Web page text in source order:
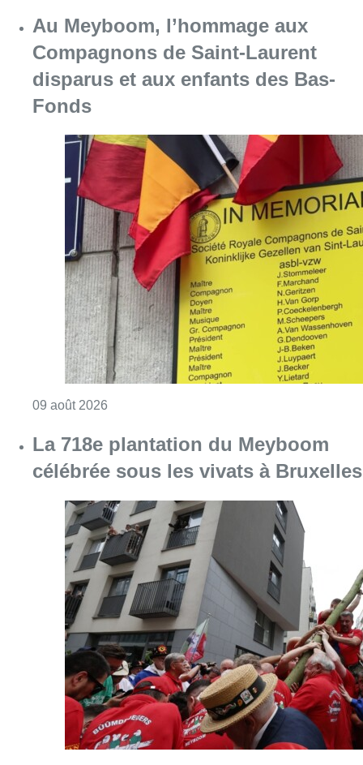
Au Meyboom, l’hommage aux
Compagnons de Saint-Laurent
disparus et aux enfants des Bas-
Fonds
09 août 2026
La 718e plantation du Meyboom
célébrée sous les vivats à Bruxelles